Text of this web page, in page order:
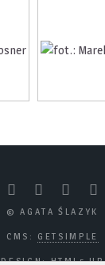
© AGATA ŚLAZYK
CMS: GETSIMPLE
DESIGN:HTML5 UP